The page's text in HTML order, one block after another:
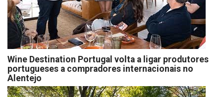
Wine Destination Portugal volta a ligar produtores
portugueses a compradores internacionais no
Alentejo